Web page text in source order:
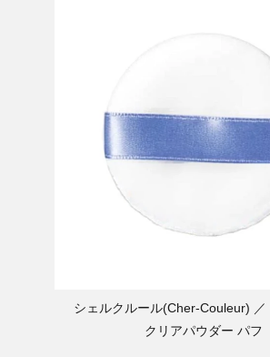
シェルクルール(Cher-Couleur)
クリアパウダー パフ